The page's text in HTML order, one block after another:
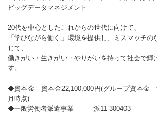
ビッグデータマネジメント
20代を中心としたこれからの世代に向けて、
「学びながら働く」環境を提供し、ミスマッチ
じて、
働きがい・生きがい・やりがいを持って社会で輝
す。
◆資本金 資本金22,100,000円(グループ資本金
月時点)
◆一般労働者派遣事業 派11-300403